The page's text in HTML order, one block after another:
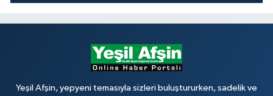
Yeşil Afşin, yepyeni temasıyla sizleri buluştururken, sadelik ve